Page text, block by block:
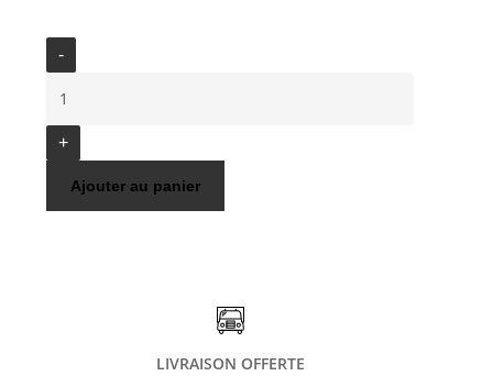
CHEMISE
Ajouter au panier
LIVRAISON OFFERTE